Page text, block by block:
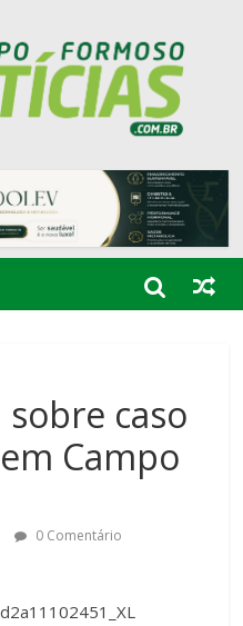
caso
Campo
0 Comentário